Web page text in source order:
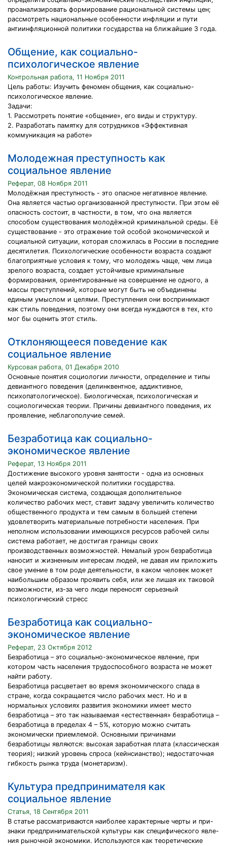
проанализировать формирование рациональной системы цен;
рассмотреть национальные особенности инфляции и пути
антиинфляционной политики государства на ближайшие 3 года.
Общение, как социально-
психологическое явление
Контрольная работа, 11 Ноября 2011
Цель работы: Изучить феномен общения, как социально-
психологическое явление.
Задачи:
1. Рассмотреть понятие «общение», его виды и структуру.
2. Разработать памятку для сотрудников «Эффективная
коммуникация на работе»
Молодежная преступность как
социальное явление
Реферат, 08 Ноября 2011
Молодёжная преступность - это опасное негативное явление.
Она является частью организованной преступности. При этом её
опасность состоит, в частности, в том, что она является
способом существования молодёжной криминальной среды. Её
существование - это отражение той особой экономической и
социальной ситуации, которая сложилась в России в последние
десятилетия. Психологические особенности возраста создают
благоприятные условия к тому, что молодежь чаще, чем лица
зрелого возраста, создает устойчивые криминальные
формирования, ориентированные на совершение не одного, а
массы преступлений, которые могут быть не объединены
единым умыслом и целями. Преступления они воспринимают
как стиль поведения, поэтому они всегда нуждаются в тех, кто
мог бы оценить этот стиль.
Отклоняющееся поведение как
социальное явление
Курсовая работа, 01 Декабря 2010
Основные понятия социологии личности, определение и типы
девиантного поведения (делинквентное, аддиктивное,
психопатологическое). Биологическая, психологическая и
социологическая теории. Причины девиантного поведения, их
проявление, неблагополучие семей.
Безработица как социально-
экономическое явление
Реферат, 13 Ноября 2011
Достижение высокого уровня занятости - одна из основных
целей макроэкономической политики государства.
Экономическая система, создающая дополнительное
количество рабочих мест, ставит задачу увеличить количество
общественного продукта и тем самым в большей степени
удовлетворить материальные потребности населения. При
неполном использовании имеющихся ресурсов рабочей силы
система работает, не достигая границы своих
производственных возможностей. Немалый урон безработица
наносит и жизненным интересам людей, не давая им приложить
свое умение в том роде деятельности, в каком человек может
наибольшим образом проявить себя, или же лишая их таковой
возможности, из-за чего люди переносят серьезный
психологический стресс
Безработица как социально-
экономическое явление
Реферат, 23 Октября 2012
Безработица – это социально-экономическое явление, при
котором часть населения трудоспособного возраста не может
найти работу.
Безработица расцветает во время экономического спада в
стране, когда сокращается число рабочих мест. Но и в
нормальных условиях развития экономики имеет место
безработица – это так называемая «естественная» безработица –
безработица в пределах 4 – 5%, которую можно считать
экономически приемлемой. Основными причинами
безработицы являются: высокая заработная плата (классическая
теория); низкий уровень спроса (кейнсианство); недостаточная
гибкость рынка труда (монетаризм).
Культура предпринимателя как
социальное явление
Статья, 18 Сентября 2011
В статье рассматриваются наиболее характерные черты и при-
знаки предпринимательской культуры как специфического явле-
ния рыночной экономики. Используются как теоретические